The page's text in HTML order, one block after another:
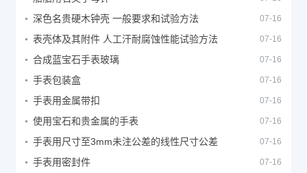
深色名贵硬木钟壳 一般要求和试验方法 07-16
表壳体及其附件 人工汗耐腐蚀性能试验方法 07-16
合成蓝宝石手表玻璃 07-16
手表包装盒 07-16
手表用金属带扣 07-16
使用宝石和贵金属的手表 07-16
手表用尺寸至3mm未注公差的线性尺寸公差 07-16
手表用密封件 07-16